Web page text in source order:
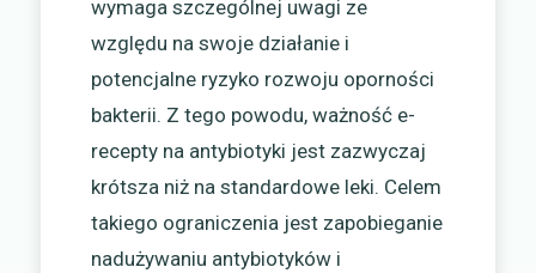
wymaga szczególnej uwagi ze
względu na swoje działanie i
potencjalne ryzyko rozwoju oporności
bakterii. Z tego powodu, ważność e-
recepty na antybiotyki jest zazwyczaj
krótsza niż na standardowe leki. Celem
takiego ograniczenia jest zapobieganie
nadużywaniu antybiotyków i